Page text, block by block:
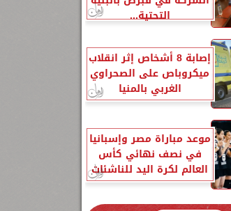
التحتية...
إصابة 8 أشخاص إثر انقلاب
ميكروباص على الصحراوي
الغربي بالمنيا
موعد مباراة مصر وإسبانيا
في نصف نهائي كأس
العالم لكرة اليد للناشئات